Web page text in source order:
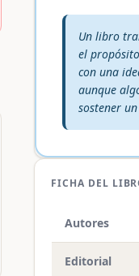
Veredicto
Un libro
el
con una
aunque
sostener
FICHA DEL
Autores
Editorial